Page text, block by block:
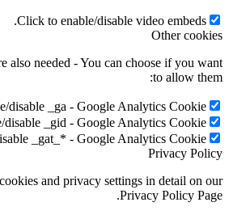
Click to enable/disable video
Other
are also needed - You can choose if you
to allow
disable _ga - Google Analytics
disable _gid - Google Analytics
disable _gat_* - Google Analytics
Privacy
our cookies and privacy settings in detail
Privacy Policy